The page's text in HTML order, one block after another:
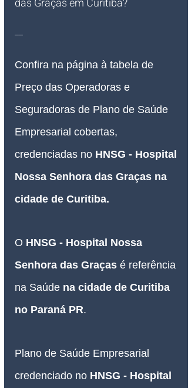
das Graças em Curitiba?
__
Confira na página à tabela de
Preço das Operadoras e
Seguradoras de Plano de Saúde
Empresarial cobertas,
credenciadas no HNSG - Hospital
Nossa Senhora das Graças na
cidade de Curitiba.
O HNSG - Hospital Nossa
Senhora das Graças é referência
na Saúde na cidade de Curitiba
no Paraná PR.
Plano de Saúde Empresarial
credenciado no HNSG - Hospital